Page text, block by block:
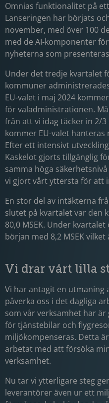
Omnias funktionalitet på
Lanseringen har börjats
november, med över 100
med de AI-komponenter
nyheterna som
Under det tredje kvartalet
kommuner
EU-valet i maj 2024
för valadministrationen.
från att vi idag täcker in 2/
kommer EU-valet
Efter ett intensivt
Kaskelot gjorts tillgänglig
samma höga
vi gjort vårt yttersta för att
En stor del av intäkterna
slutet på kvartalet var den
80,0 MSEK. Under
början med 8,2 MSEK
Vi drar vårt lilla
Vi har antagit en utmaning
påverka oss i det dagliga
som vår verksamhet har
för tjänstebilar och
miljökompenseras. Detta
arbetat med att försöka
verksamhet.
Nu tar vi ytterligare steg
leverantörer även ur ett